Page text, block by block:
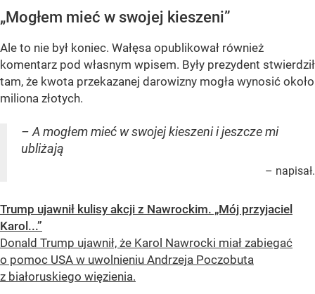
„Mogłem mieć w swojej kieszeni”
Ale to nie był koniec. Wałęsa opublikował również
komentarz pod własnym wpisem. Były prezydent stwierdził
tam, że kwota przekazanej darowizny mogła wynosić około
miliona złotych.
– A mogłem mieć w swojej kieszeni i jeszcze mi
ubliżają
– napisał.
Trump ujawnił kulisy akcji z Nawrockim. „Mój przyjaciel
Karol...”
Donald Trump ujawnił, że Karol Nawrocki miał zabiegać
o pomoc USA w uwolnieniu Andrzeja Poczobuta
z białoruskiego więzienia.